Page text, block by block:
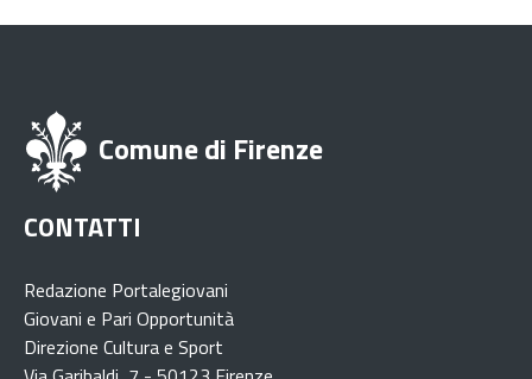
Comune di Firenze
CONTATTI
Redazione Portalegiovani
Giovani e Pari Opportunità
Direzione Cultura e Sport